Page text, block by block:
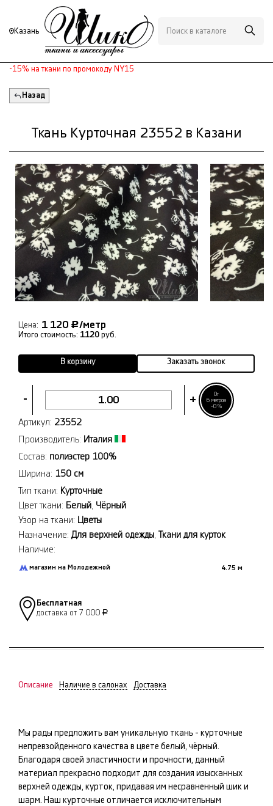
Казань
-15% на ткани по промокоду NY15
Назад
Ткань Курточная 23552 в Казани
- +
От
6 метров
-0%
Цена: 1 120 Р/метр
Итого стоимость: 1120 руб.
В корзину Заказать звонок
Артикул: 23552
Производитель: Италия
Состав: полиэстер 100%
Ширина: 150 см
Тип ткани: Курточные
Цвет ткани: Белый Чёрный
Узор на ткани: Цветы
Назначение: Для верхней одежды Ткани для курток
Наличие:
магазин на Молодежной 4.75 м
Бесплатная
доставка от 7 000 Р
Описание Наличие в салонах Доставка
Мы рады предложить вам уникальную ткань - курточные
непревзойденного качества в цвете белый, чёрный.
Благодаря своей эластичности и прочности, данный
материал прекрасно подходит для создания изысканных
верхней одежды, курток, придавая им несравненный шик и
шарм. Наш курточные отличается исключительным